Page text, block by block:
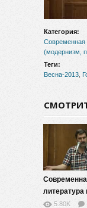
Категория:
Современная
(модернизм,
Теги:
Весна-2013
литература
XX века
5.80K